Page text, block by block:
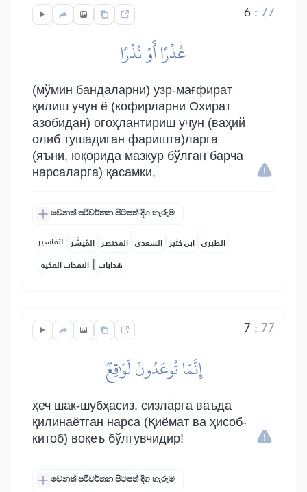
6: 77
عُذۡرًا أَوۡ نُذۡرًا
(мўмин бандаларни) узр-мағфират
қилиш учун ё (кофирларни Охират
азобидан) огоҳлантириш учун (ваҳий
олиб тушадиган фаришта)ларга
(яъни, юқорида мазкур бўлган барча
нарсаларга) қасамки,
වෙනත් පරිවර්තන පිටපත් දිග හැරුම
التفاسير: المُيسَّر المختصر السعدي ابن كثير الطبري
النفحات المكية | هدايات
7 : 77
إِنَّمَا تُوعَدُونَ لَوَٰقِعٞ
ҳеч шак-шубҳасиз, сизларга ваъда
қилинаётган нарса (Қиёмат ва ҳисоб-
китоб) воқеъ бўлгувчидир!
වෙනත් පරිවර්තන පිටපත් දිග හැරුම